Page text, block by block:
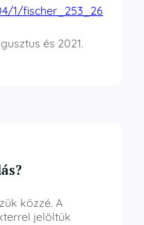
1/fischer_253_26
és 2021.
közzé. A
jelöltük